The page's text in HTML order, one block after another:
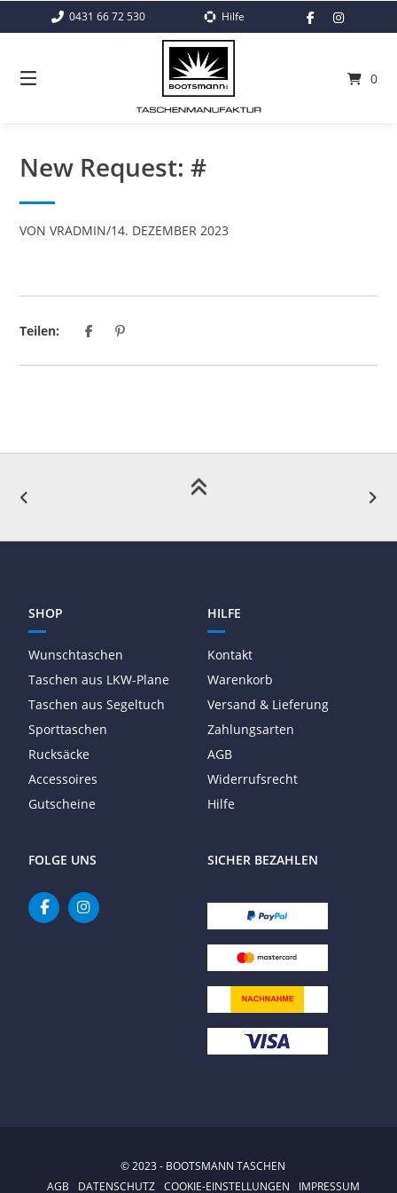
0431 66 72 530 Hilfe
0
New Request: #
VONVRADMIN/14. DEZEMBER 2023
Teilen:
SHOP
Wunschtaschen
Taschen aus LKW-Plane
Taschen aus Segeltuch
Sporttaschen
Rucksäcke
Accessoires
Gutscheine
HILFE
Kontakt
Warenkorb
Versand & Lieferung
Zahlungsarten
AGB
Widerrufsrecht
Hilfe
FOLGE UNS SICHER BEZAHLEN
© 2023 - BOOTSMANN TASCHEN
AGB
DATENSCHUTZ COOKIE-EINSTELLUNGEN IMPRESSUM